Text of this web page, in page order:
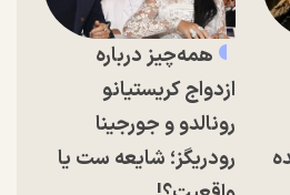
همه‌چیز درباره
ازدواج کریستیانو
رونالدو و جورجینا
رودریگز؛ شایعه ست یا